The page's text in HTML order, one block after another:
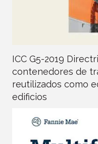
ICC G5-2019
contenedores de
reutilizados como
edificios